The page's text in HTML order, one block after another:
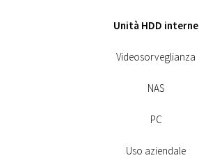
Unità HDD interne
Videosorveglianza
NAS
PC
Uso aziendale